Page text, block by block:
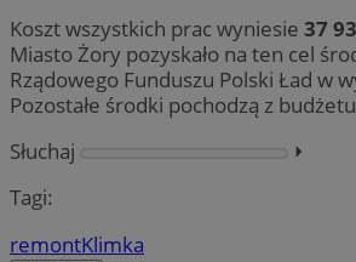
Koszt wszystkich prac wyniesie 37
Miasto Żory pozyskało na ten cel
Rządowego Funduszu Polski Ład w
Pozostałe środki pochodzą z
Słuchaj
⏵︎
Tagi:
remontKlimka